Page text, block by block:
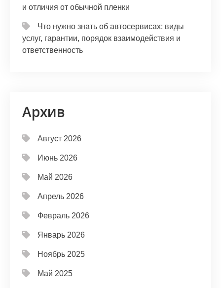
и отличия от обычной пленки
Что нужно знать об автосервисах: виды
услуг, гарантии, порядок взаимодействия и
ответственность
Архив
Август 2026
Июнь 2026
Май 2026
Апрель 2026
Февраль 2026
Январь 2026
Ноябрь 2025
Май 2025